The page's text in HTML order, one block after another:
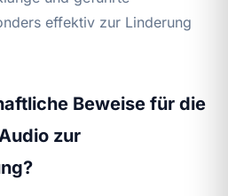
effektiv zur Linderung
Beweise für die
zur